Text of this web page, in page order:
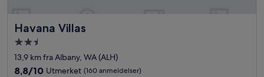
Havana Villas
Havana Villas
Overnattingssted
med
2.5
13,9 km fra Albany, WA (ALH)
8.8
8,8/10 Utmerket (160 anmeldelser)